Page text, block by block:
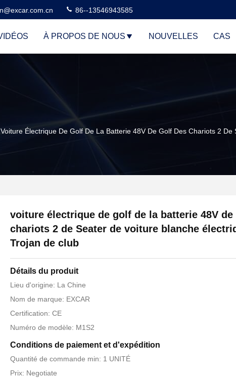
86--13546943585
À PROPOS DE NOUS NOUVELLES CAS
Voiture Électrique De Golf De La Batterie 48V De Golf Des Chariots 2
voiture électrique de golf de la batterie 48V
chariots 2 de Seater de voiture blanche
Trojan de club
Détails du produit
Lieu d'origine: La Chine
Nom de marque: EXCAR
Certification: CE
Numéro de modèle: M1S2
Conditions de paiement et d'expédition
Quantité de commande min: 1 UNITÉ
Prix: Negotiate